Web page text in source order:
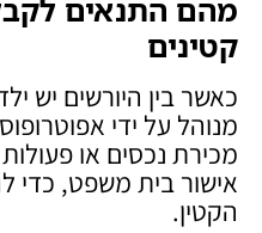
מהם התנאים
קטינים
כאשר בין היורשים יש
מנוהל על ידי
מכירת נכסים או
אישור בית משפט, כדי
הקטין.